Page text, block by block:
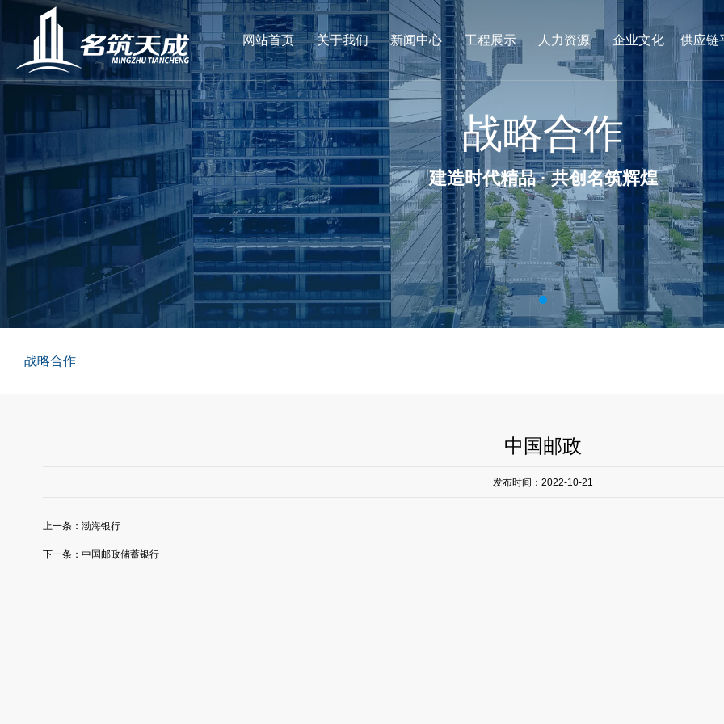
网站首页 关于我们 新闻中心 工程展示 人力资源 企业文化 供应链
战略合作
建造时代精品 · 共创名筑辉煌
战略合作
中国邮政
发布时间：2022-10-21
上一条： 渤海银行
下一条： 中国邮政储蓄银行